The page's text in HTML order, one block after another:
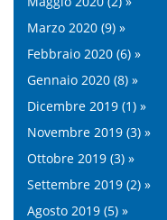
Marzo 2020 (9) »
Febbraio 2020 (6) »
Gennaio 2020 (8) »
Dicembre 2019 (1) »
Novembre 2019 (3) »
Ottobre 2019 (3) »
Settembre 2019 (2) »
Agosto 2019 (5) »